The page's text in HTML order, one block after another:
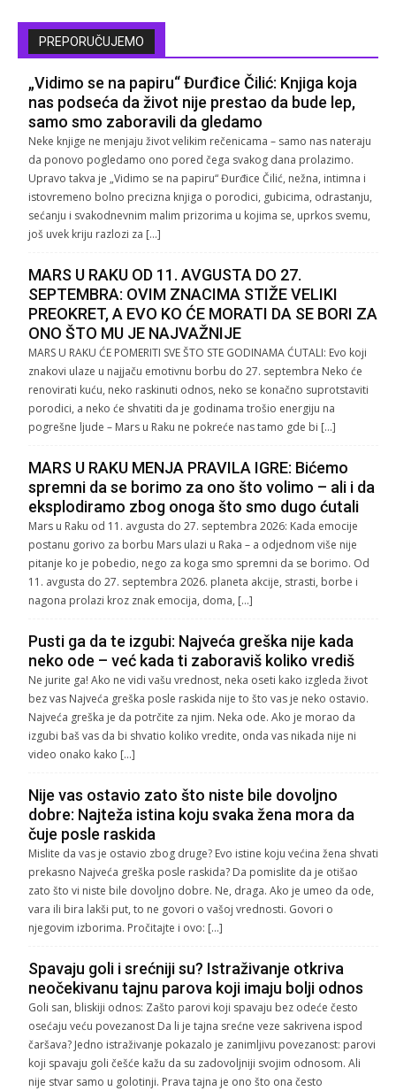
PREPORUČUJEMO
„Vidimo se na papiru“ Đurđice Čilić: Knjiga koja
nas podseća da život nije prestao da bude lep,
samo smo zaboravili da gledamo
Neke knjige ne menjaju život velikim rečenicama – samo nas nateraju
da ponovo pogledamo ono pored čega svakog dana prolazimo.
Upravo takva je „Vidimo se na papiru“ Đurđice Čilić, nežna, intimna i
istovremeno bolno precizna knjiga o porodici, gubicima, odrastanju,
sećanju i svakodnevnim malim prizorima u kojima se, uprkos svemu,
još uvek kriju razlozi za […]
MARS U RAKU OD 11. AVGUSTA DO 27.
SEPTEMBRA: OVIM ZNACIMA STIŽE VELIKI
PREOKRET, A EVO KO ĆE MORATI DA SE BORI ZA
ONO ŠTO MU JE NAJVAŽNIJE
MARS U RAKU ĆE POMERITI SVE ŠTO STE GODINAMA ĆUTALI: Evo koji
znakovi ulaze u najjaču emotivnu borbu do 27. septembra Neko će
renovirati kuću, neko raskinuti odnos, neko se konačno suprotstaviti
porodici, a neko će shvatiti da je godinama trošio energiju na
pogrešne ljude – Mars u Raku ne pokreće nas tamo gde bi […]
MARS U RAKU MENJA PRAVILA IGRE: Bićemo
spremni da se borimo za ono što volimo – ali i da
eksplodiramo zbog onoga što smo dugo ćutali
Mars u Raku od 11. avgusta do 27. septembra 2026: Kada emocije
postanu gorivo za borbu Mars ulazi u Raka – a odjednom više nije
pitanje ko je pobedio, nego za koga smo spremni da se borimo. Od
11. avgusta do 27. septembra 2026. planeta akcije, strasti, borbe i
nagona prolazi kroz znak emocija, doma, […]
Pusti ga da te izgubi: Najveća greška nije kada
neko ode – već kada ti zaboraviš koliko vrediš
Ne jurite ga! Ako ne vidi vašu vrednost, neka oseti kako izgleda život
bez vas Najveća greška posle raskida nije to što vas je neko ostavio.
Najveća greška je da potrčite za njim. Neka ode. Ako je morao da
izgubi baš vas da bi shvatio koliko vredite, onda vas nikada nije ni
video onako kako […]
Nije vas ostavio zato što niste bile dovoljno
dobre: Najteža istina koju svaka žena mora da
čuje posle raskida
Mislite da vas je ostavio zbog druge? Evo istine koju većina žena shvati
prekasno Najveća greška posle raskida? Da pomislite da je otišao
zato što vi niste bile dovoljno dobre. Ne, draga. Ako je umeo da ode,
vara ili bira lakši put, to ne govori o vašoj vrednosti. Govori o
njegovim izborima. Pročitajte i ovo: […]
Spavaju goli i srećniji su? Istraživanje otkriva
neočekivanu tajnu parova koji imaju bolji odnos
Goli san, bliskiji odnos: Zašto parovi koji spavaju bez odeće često
osećaju veću povezanost Da li je tajna srećne veze sakrivena ispod
čaršava? Jedno istraživanje pokazalo je zanimljivu povezanost: parovi
koji spavaju goli češće kažu da su zadovoljniji svojim odnosom. Ali
nije stvar samo u golotinji. Prava tajna je ono što ona često